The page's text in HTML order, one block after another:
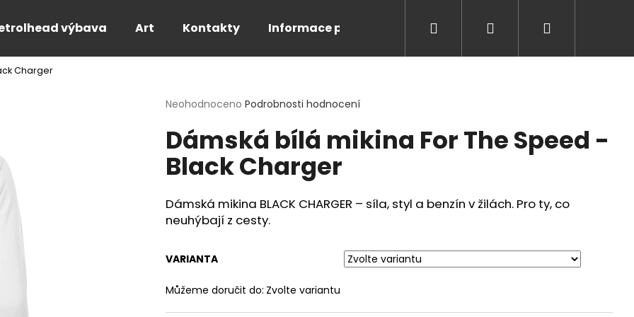
výbava Art Kontakty Informace pro Vás Značky Přihlášení
Charger
Průměrné
produktu
je
0,0
hvězdiček.
Neohodnoceno Podrobnosti hodnocení
Dámská bílá mikina For The Speed -
Black Charger
Dámská mikina BLACK CHARGER – síla, styl a benzín v žilách. Pro ty, co
neuhýbají z cesty.
VARIANTA
Můžeme doručit do: Zvolte variantu
Co potřebujete najít?
HLEDAT
PÁNSKÉ BÍLÉ TRIČKO FOR THE SPEED -